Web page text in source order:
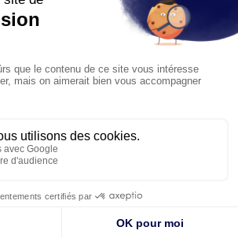
La visite pastorale du pape Léon
XIV à Assise à suivre sur KTO le
jeudi 6 août
Le pape en Uruguay, Argentine et
Pérou du 6 au 17 novembre 2026
— Mentions légales